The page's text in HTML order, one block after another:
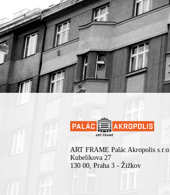
ART FRAME Palác Akropolis s.r.o.
Kubelíkova 27
130 00, Praha 3 - Žižkov